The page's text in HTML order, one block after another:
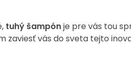
tuhý šampónje pre vás tou
zaviesť vás do sveta tejto